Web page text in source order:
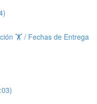
🏋️ / Fechas de Entrega